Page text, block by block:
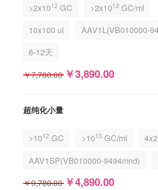
>2x1012 GC >2x1012 GC/ml
10x100 ul
AAV1L(VB010000-
6-12天
￥7,780.00 ￥3,890.00
超纯化小量
>1012 GC >1013 GC/ml
AAV1SP(VB010000-9494mnd)
￥9,780.00 ￥4,890.00